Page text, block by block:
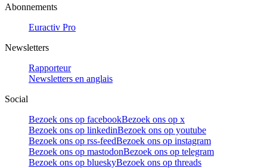
Abonnements
Euractiv Pro
Newsletters
Rapporteur
Newsletters en anglais
Social
Bezoek ons op facebookBezoek ons op x
Bezoek ons op linkedinBezoek ons op youtube
Bezoek ons op rss-feedBezoek ons op instagram
Bezoek ons op mastodonBezoek ons op telegram
Bezoek ons op blueskyBezoek ons op threads